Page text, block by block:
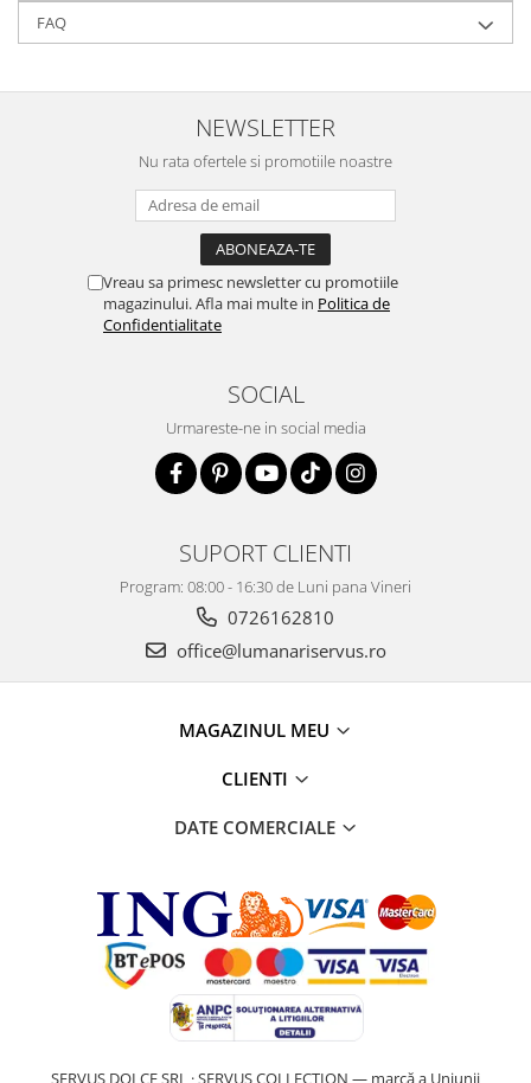
FAQ
NEWSLETTER
Nu rata ofertele si promotiile noastre
Vreau sa primesc newsletter cu promotiile
magazinului. Afla mai multe in Politica de
Confidentialitate
SOCIAL
Urmareste-ne in social media
SUPORT CLIENTI
Program: 08:00 - 16:30 de Luni pana Vineri
0726162810
office@lumanariservus.ro
MAGAZINUL MEU
CLIENTI
DATE COMERCIALE
SERVUS DOLCE SRL · SERVUS COLLECTION — marcă a Uniunii